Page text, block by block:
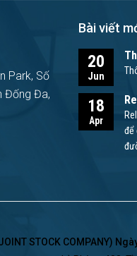
Park, Số
Đống Đa,
Bài viết
20
Jun
18
Apr
để
JOINT STOCK COMPANY)